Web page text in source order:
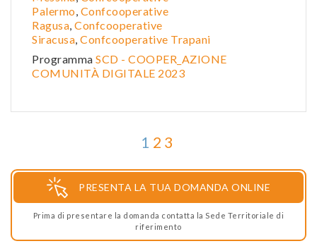
Palermo, Confcooperative
Ragusa, Confcooperative
Siracusa, Confcooperative Trapani
Programma SCD - COOPER_AZIONE
COMUNITÀ DIGITALE 2023
1 2 3
PRESENTA LA TUA DOMANDA ONLINE
Prima di presentare la domanda contatta la Sede Territoriale di
riferimento